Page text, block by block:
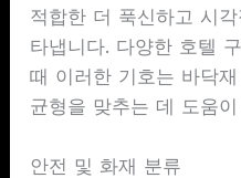
적합한 더 푹신하고 시
타냅니다. 다양한 호텔
때 이러한 기호는 바닥
균형을 맞추는 데 도움
안전 및 화재 분류